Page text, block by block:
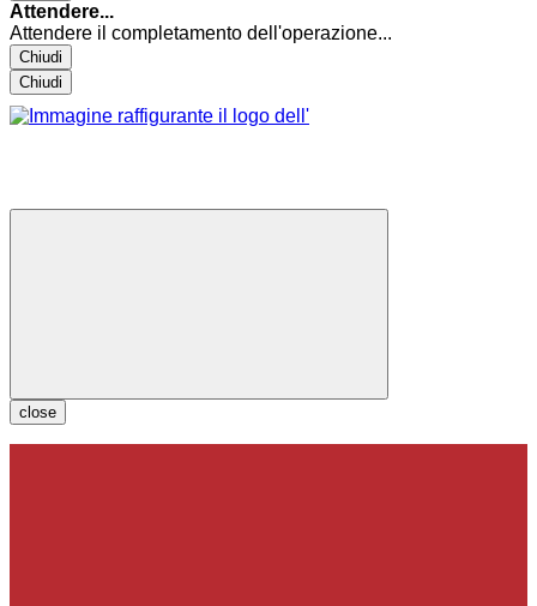
Attendere...
Attendere il completamento dell'operazione...
Chiudi
Chiudi
close